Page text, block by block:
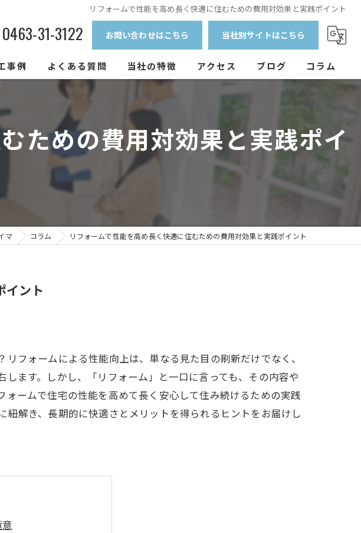
リフォームで性能を高め長く快適に住むための費用対効果と実践ポイント
0463-31-3122 お問い合わせはこちら 当社別サイトはこちら
事例 よくある質問 当社の特徴
外壁塗装
防水工事
マンション
アパート
アクセス ブログ コラム
ための費用対効果と実践ポイ
マ コラム リフォームで性能を高め長く快適に住むための費用対効果と実践ポイント
イント
フォームによる性能向上は、単なる見た目の刷新だけでなく、
ます。しかし、「リフォーム」と一口に言っても、その内容や
ームで住宅の性能を高めて長く安心して住み続けるための実践
解き、長期的に快適さとメリットを得られるヒントをお届けし